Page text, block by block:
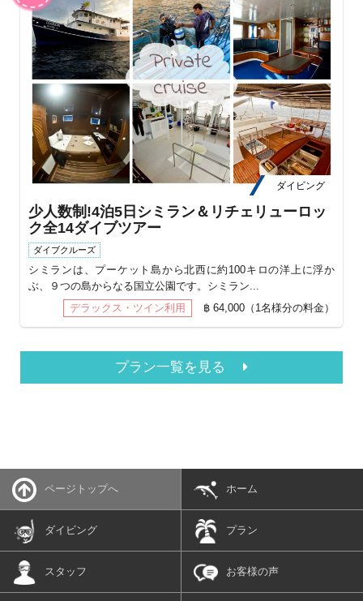
ダイビング
少人数制!4泊5日シミラン＆リチェリューロッ
ク全14ダイブツアー
ダイブクルーズ
シミランは、プーケット島から北西に約100キロの洋上に浮か
ぶ、９つの島からなる国立公園です。シミラン...
デラックス・ツイン利用
฿ 64,000（1名様分の料金）
プラン一覧を見る
ページトップへ ホーム
ダイビング プラン
スタッフ お客様の声